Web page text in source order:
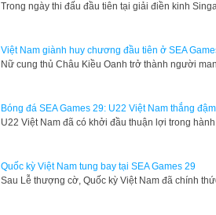
Trong ngày thi đấu đầu tiên tại giải điền kinh
Việt Nam giành huy chương đầu tiên ở SEA
Nữ cung thủ Châu Kiều Oanh trở thành người
Bóng đá SEA Games 29: U22 Việt Nam thắng đậm
U22 Việt Nam đã có khởi đầu thuận lợi trong
Quốc kỳ Việt Nam tung bay tại SEA Games 29
Sau Lễ thượng cờ, Quốc kỳ Việt Nam đã chính